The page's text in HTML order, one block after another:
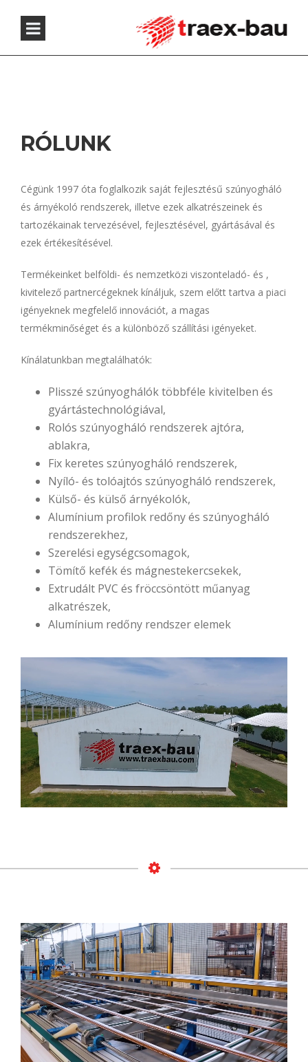
RÓLUNK
Cégünk 1997 óta foglalkozik saját fejlesztésű szúnyogháló
és árnyékoló rendszerek, illetve ezek alkatrészeinek és
tartozékainak tervezésével, fejlesztésével, gyártásával és
ezek értékesítésével.
Termékeinket belföldi- és nemzetközi viszonteladó- és ,
kivitelező partnercégeknek kínáljuk, szem előtt tartva a piaci
igényeknek megfelelő innovációt, a magas
termékminőséget és a különböző szállítási igényeket.
Kínálatunkban megtalálhatók:
Plisszé szúnyoghálók többféle kivitelben és
gyártástechnológiával,
Rolós szúnyogháló rendszerek ajtóra,
ablakra,
Fix keretes szúnyogháló rendszerek,
Nyíló- és tolóajtós szúnyogháló rendszerek,
Külső- és külső árnyékolók,
Alumínium profilok redőny és szúnyogháló
rendszerekhez,
Szerelési egységcsomagok,
Tömítő kefék és mágnestekercsekek,
Extrudált PVC és fröccsöntött műanyag
alkatrészek,
Alumínium redőny rendszer elemek